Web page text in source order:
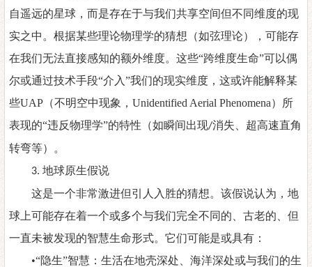
自遥远的星球，而是存在于与我们共享空间但不同维度的现
实之中。根据某些理论物理学的猜想（如弦理论），可能存
在我们无法直接感知的额外维度。这些“跨维度生命”可以偶
尔或通过技术手段“介入”我们的现实维度，这或许能解释某
些UAP （不明空中现象，Unidentified Aerial Phenomena）所
表现的“违反物理学”的特性（如瞬间出现/消失、超高速直角
转弯等）。
3.地球原生假说
这是一个非常激进但引人入胜的猜想。该假说认为，地
球上可能存在着一个或多个与我们完全不同的、古老的、但
一直未被发现的智慧生命形式。它们可能是或具有：
•“隐生”智慧：生活在地壳深处、海洋深处或与我们的生